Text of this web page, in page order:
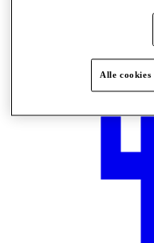
Alle cookies